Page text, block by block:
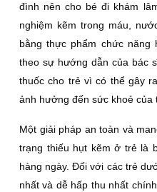
đình nên cho bé đi khám
nghiệm kẽm trong máu,
bằng thực phẩm chức năng
theo sự hướng dẫn của bác
thuốc cho trẻ vì có thể gây
ảnh hưởng đến sức khoẻ của
Một giải pháp an toàn và
trạng thiếu hụt kẽm ở trẻ là
hàng ngày. Ðối với các trẻ
nhất và dễ hấp thu nhất